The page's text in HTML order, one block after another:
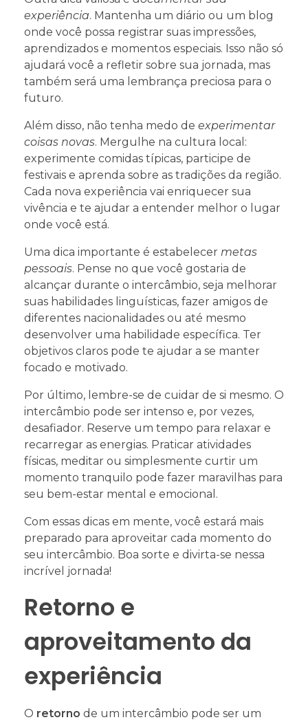
experiência. Mantenha um diário ou um blog
onde você possa registrar suas impressões,
aprendizados e momentos especiais. Isso não só
ajudará você a refletir sobre sua jornada, mas
também será uma lembrança preciosa para o
futuro.
Além disso, não tenha medo de experimentar
coisas novas. Mergulhe na cultura local:
experimente comidas típicas, participe de
festivais e aprenda sobre as tradições da região.
Cada nova experiência vai enriquecer sua
vivência e te ajudar a entender melhor o lugar
onde você está.
Uma dica importante é estabelecer metas
pessoais. Pense no que você gostaria de
alcançar durante o intercâmbio, seja melhorar
suas habilidades linguísticas, fazer amigos de
diferentes nacionalidades ou até mesmo
desenvolver uma habilidade específica. Ter
objetivos claros pode te ajudar a se manter
focado e motivado.
Por último, lembre-se de cuidar de si mesmo. O
intercâmbio pode ser intenso e, por vezes,
desafiador. Reserve um tempo para relaxar e
recarregar as energias. Praticar atividades
físicas, meditar ou simplesmente curtir um
momento tranquilo pode fazer maravilhas para
seu bem-estar mental e emocional.
Com essas dicas em mente, você estará mais
preparado para aproveitar cada momento do
seu intercâmbio. Boa sorte e divirta-se nessa
incrível jornada!
Retorno e
aproveitamento da
experiência
O retorno de um intercâmbio pode ser um